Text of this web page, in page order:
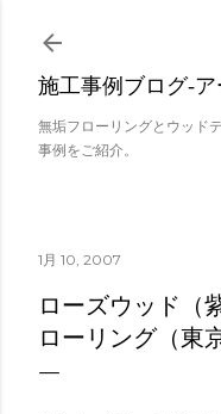
スキップし
施工事例ブログ‐
無垢フローリングとウッド
事例をご紹介。
1月 10, 2007
ローズウッド（
ローリング（東